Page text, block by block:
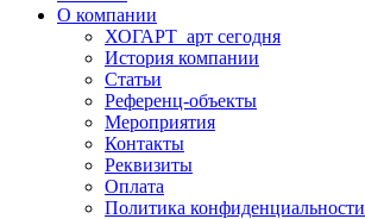
О компании
ХОГАРТ_арт сегодня
История компании
Статьи
Референц-объекты
Мероприятия
Контакты
Реквизиты
Оплата
Политика конфиденциальности